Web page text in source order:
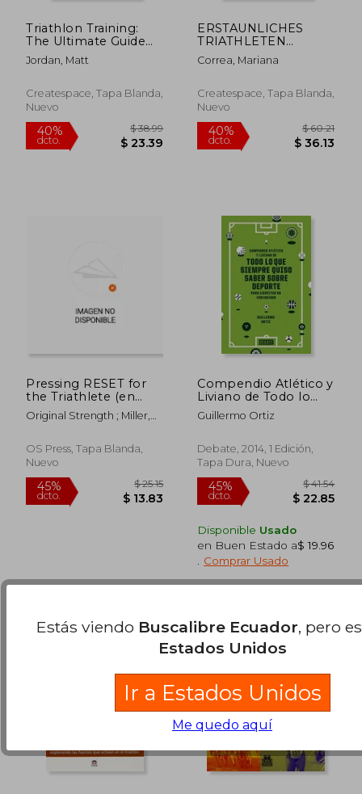
40%
dcto.
40%
dcto.
dcto. $ 26.77 dcto.
Triathlon Training:
The Ultimate Guide
for Boosting
Performance,
Toughness, and
Gaining the Perfect
(en Inglés)
Jordan, Matt
Createspace, Tapa Blanda,
Nuevo
ERSTAUNLICHES
TRIATHLETEN
TRAINING Und
VEGANE DIAET: 60
TRIATHLON
WORKOUTS UND
ERNAEHRUNGSPLAENE
(en Alemán)
Correa, Mariana
Createspace, Tapa Blanda,
Nuevo
Pressing RESET for
the Triathlete (en
Inglés)
Original Strength ; Miller,
OS Press, Tapa Blanda,
Nuevo
Compendio Atlético y
Liviano de Todo lo
que Siempre Quiso
Saber Sobre Deporte
Guillermo Ortiz
Debate, 2014, 1 Edición,
Tapa Dura, Nuevo
Disponible Usado
en Buen Estado a$ 19.96
Comprar Usado
Estás viendo Buscalibre Ecuador, pero
Estados Unidos
Ir a Estados Unidos
Me quedo aquí